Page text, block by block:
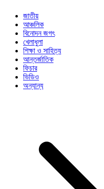
জাতীয়
আঞ্চলিক
বিনোদন জগৎ
খেলাধুলা
শিক্ষা ও সাহিত্য
আন্তর্জাতিক
ফিচার
ভিডিও
অন্যান্য